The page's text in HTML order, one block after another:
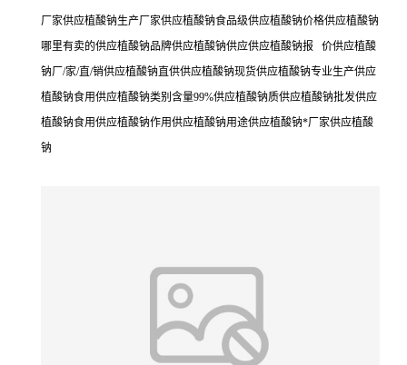
厂家供应植酸钠生产厂家供应植酸钠食品级供应植酸钠价格供应植酸钠
哪里有卖的供应植酸钠品牌供应植酸钠供应供应植酸钠报 价供应植酸
钠厂/家/直/销供应植酸钠直供供应植酸钠现货供应植酸钠专业生产供应
植酸钠食用供应植酸钠类别含量99%供应植酸钠质供应植酸钠批发供应
植酸钠食用供应植酸钠作用供应植酸钠用途供应植酸钠*厂家供应植酸
钠